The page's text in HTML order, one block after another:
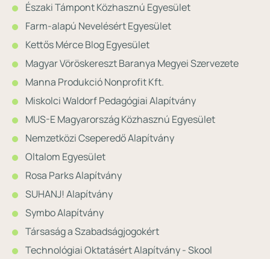
Északi Támpont Közhasznú Egyesület
Farm-alapú Nevelésért Egyesület
Kettős Mérce Blog Egyesület
Magyar Vöröskereszt Baranya Megyei Szervezete
Manna Produkció Nonprofit Kft.
Miskolci Waldorf Pedagógiai Alapítvány
MUS-E Magyarország Közhasznú Egyesület
Nemzetközi Cseperedő Alapítvány
Oltalom Egyesület
Rosa Parks Alapítvány
SUHANJ! Alapítvány
Symbo Alapítvány
Társaság a Szabadságjogokért
Technológiai Oktatásért Alapítvány - Skool